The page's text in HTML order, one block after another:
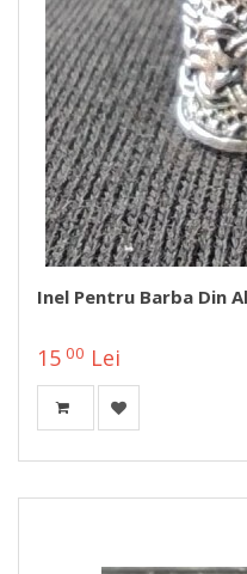
Inel Pentru Barba Din
15 00 Lei